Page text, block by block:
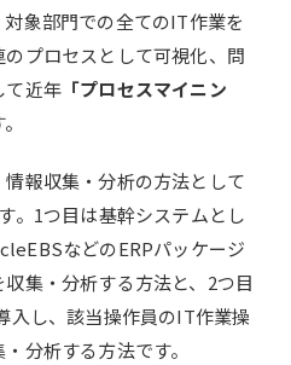
象部門での全てのIT作業を
プロセスとして可視化、問
て近年「プロセスマイニン
報収集・分析の方法として
。1つ目は基幹システムとし
などのERPパッケージ
集・分析する方法と、2つ目
入し、該当操作員のIT作業操
分析する方法です。